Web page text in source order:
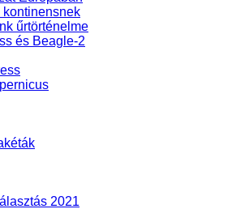
kontinensnek
űrtörténelme
és Beagle-2
2021